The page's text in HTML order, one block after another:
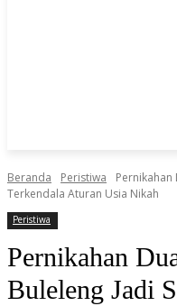
Beranda Peristiwa
Pernikahan
Terkendala Aturan Usia Nikah
Peristiwa
Pernikahan
Buleleng Jadi